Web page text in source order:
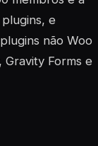
e
não Woo
Gravity Forms e